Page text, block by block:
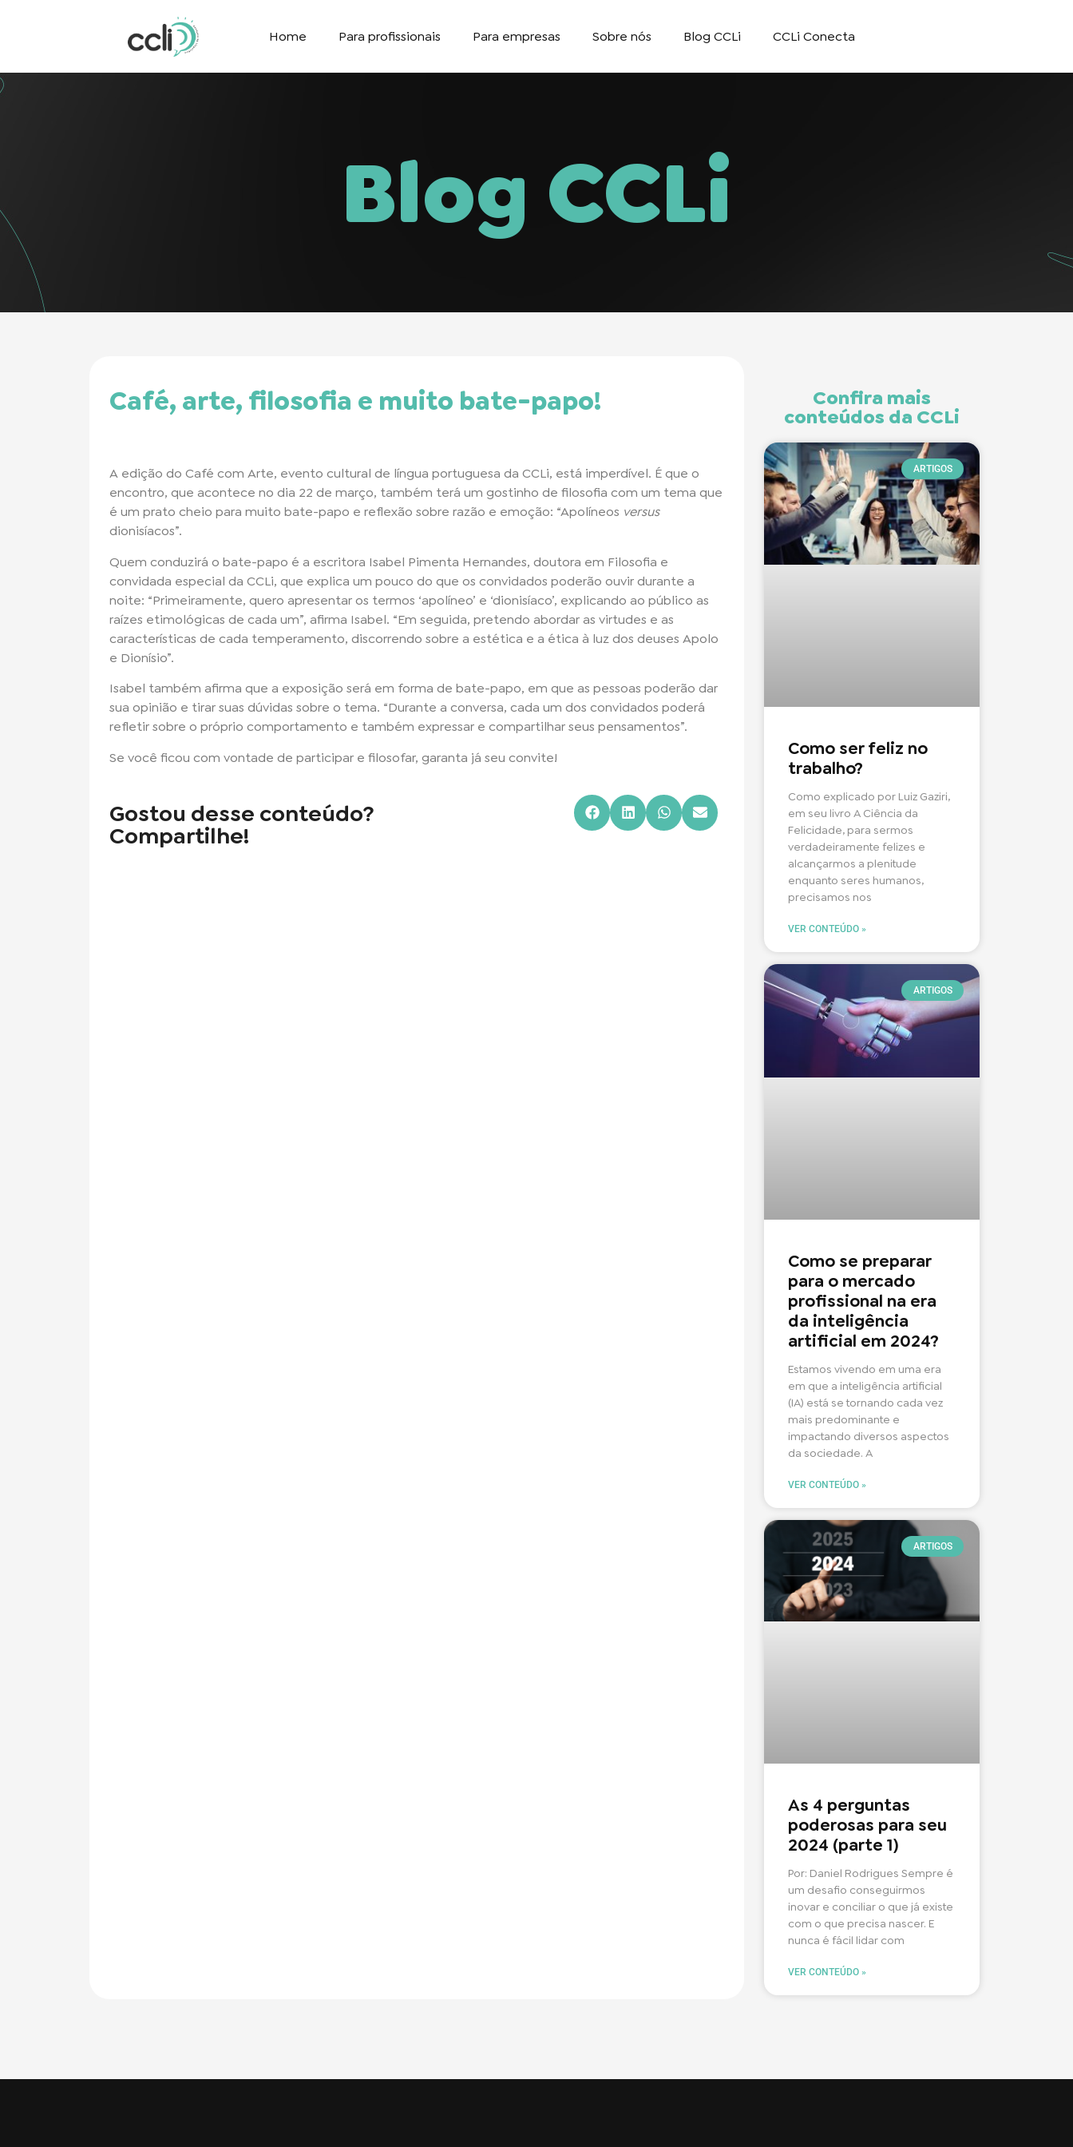
Home Para profissionais Para empresas Sobre nós Blog CCLi CCLi Conecta
Blog CCLi
Café, arte, filosofia e muito bate-papo!
A edição do Café com Arte, evento cultural de língua portuguesa da CCLi, está imperdível. É que o
encontro, que acontece no dia 22 de março, também terá um gostinho de filosofia com um tema que
é um prato cheio para muito bate-papo e reflexão sobre razão e emoção: “Apolíneos versus
dionisíacos”.
Quem conduzirá o bate-papo é a escritora Isabel Pimenta Hernandes, doutora em Filosofia e
convidada especial da CCLi, que explica um pouco do que os convidados poderão ouvir durante a
noite: “Primeiramente, quero apresentar os termos ‘apolíneo’ e ‘dionisíaco’, explicando ao público as
raízes etimológicas de cada um”, afirma Isabel. “Em seguida, pretendo abordar as virtudes e as
características de cada temperamento, discorrendo sobre a estética e a ética à luz dos deuses Apolo
e Dionísio”.
Isabel também afirma que a exposição será em forma de bate-papo, em que as pessoas poderão dar
sua opinião e tirar suas dúvidas sobre o tema. “Durante a conversa, cada um dos convidados poderá
refletir sobre o próprio comportamento e também expressar e compartilhar seus pensamentos”.
Se você ficou com vontade de participar e filosofar, garanta já seu convite!
Gostou desse conteúdo?
Compartilhe!
Confira mais
conteúdos da CCLi
ARTIGOS
Como ser feliz no
trabalho?
Como explicado por Luiz Gaziri,
em seu livro A Ciência da
Felicidade, para sermos
verdadeiramente felizes e
alcançarmos a plenitude
enquanto seres humanos,
precisamos nos
VER CONTEÚDO »
ARTIGOS
Como se preparar
para o mercado
profissional na era
da inteligência
artificial em 2024?
Estamos vivendo em uma era
em que a inteligência artificial
(IA) está se tornando cada vez
mais predominante e
impactando diversos aspectos
da sociedade. A
VER CONTEÚDO »
ARTIGOS
As 4 perguntas
poderosas para seu
2024 (parte 1)
Por: Daniel Rodrigues Sempre é
um desafio conseguirmos
inovar e conciliar o que já existe
com o que precisa nascer. E
nunca é fácil lidar com
VER CONTEÚDO »